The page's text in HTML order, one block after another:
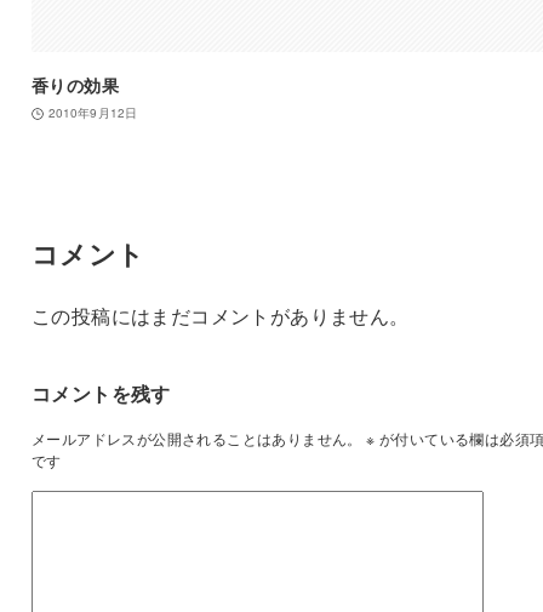
香りの効果
2010年9月12日
コメント
この投稿にはまだコメントがありません。
コメントを残す
メールアドレスが公開されることはありません。 ※ が付いている欄は必須
です